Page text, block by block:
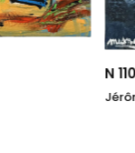
N 110